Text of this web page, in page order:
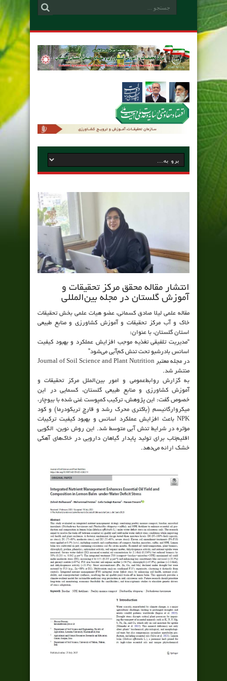
انتشار مقاله محقق مرکز تحقیقات و
آموزش گلستان در مجله بین‌المللی
مقاله علمی لیلا صادق کسمائی، عضو هیات علمی بخش تحقیقات
خاک و آب مرکز تحقیقات و آموزش کشاورزی و منابع طبیعی
استان گلستان، با عنوان:
“مدیریت تلفیقی تغذیه موجب افزایش عملکرد و بهبود کیفیت
اسانس بادرشبو تحت تنش کم‌آبی می‌شود”
در مجله معتبر Journal of Soil Science and Plant Nutrition
منتشر شد.
به گزارش روابط‌عمومی و امور بین‌الملل مرکز تحقیقات و
آموزش کشاورزی و منابع طبیعی گلستان، کسمایی در این
خصوص گفت: این پژوهش، ترکیب کمپوست غنی شده با بیوچار،
میکروارگانیسم (باکتری محرک رشد و قارچ تریکودرما) و کود
NPK باعث افزایش عملکرد اسانس و بهبود کیفیت ترکیبات
مؤثره در شرایط تنش آبی متوسط شد. این روش نوین، الگویی
اقلیم‌تاب برای تولید پایدار گیاهان دارویی در خاک‌های آهکی
خشک ارائه می‌دهد.